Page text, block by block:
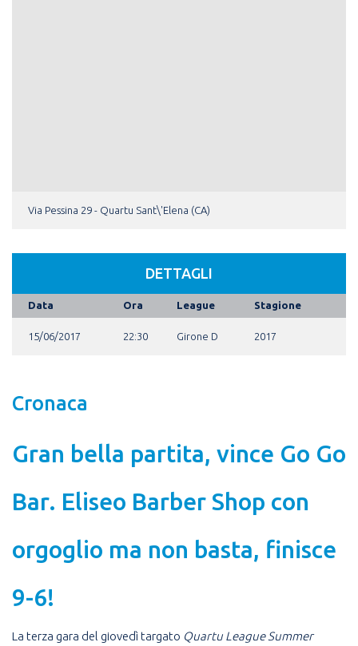
Via Pessina 29 - Quartu Sant\'Elena (CA)
DETTAGLI
Data Ora League Stagione
15/06/2017 22:30 Girone D 2017
Cronaca
Gran bella partita, vince Go Go
Bar. Eliseo Barber Shop con
orgoglio ma non basta, finisce
9-6!
La terza gara del giovedì targato Quartu League Summer